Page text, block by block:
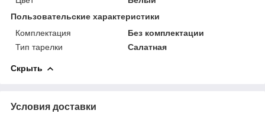
Пользовательские характеристики
Комплектация
Без комплектации
Тип тарелки
Салатная
Скрыть
Условия доставки